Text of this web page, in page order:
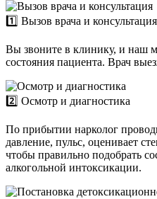
1️⃣ Вызов врача и консультация
Вы звоните в клинику, и наш
состояния пациента. Врач
2️⃣ Осмотр и диагностика
По прибытии нарколог
давление, пульс, оценивает
чтобы правильно подобрать
алкогольной интоксикации.